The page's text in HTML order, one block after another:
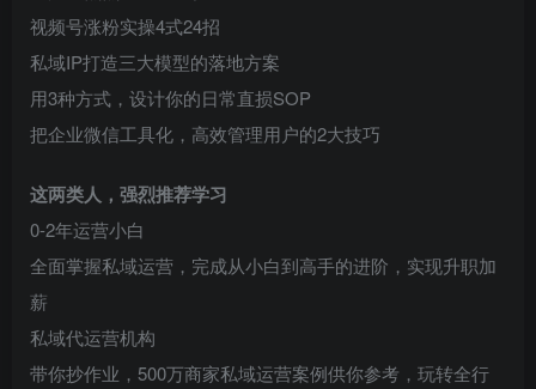
视频号涨粉实操4式24招
私域IP打造三大模型的落地方案
用3种方式，设计你的日常直损SOP
把企业微信工具化，高效管理用户的2大技巧
这两类人，强烈推荐学习
0-2年运营小白
全面掌握私域运营，完成从小白到高手的进阶，实现升职加
薪
私域代运营机构
带你抄作业，500万商家私域运营案例供你参考，玩转全行